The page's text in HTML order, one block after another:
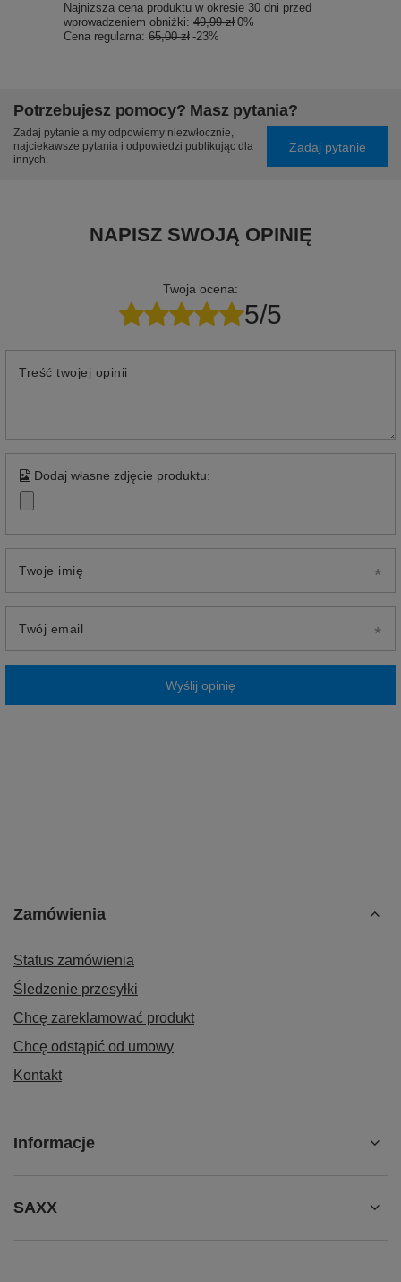
Najniższa cena produktu w okresie 30 dni przed
wprowadzeniem obniżki: 49,99 zł 0%
Cena regularna: 65,00 zł -23%
Potrzebujesz pomocy? Masz pytania?
Zadaj pytanie a my odpowiemy niezwłocznie,
najciekawsze pytania i odpowiedzi publikując dla
innych.
Zadaj pytanie
NAPISZ SWOJĄ OPINIĘ
Twoja ocena:
5/5
Treść twojej opinii
Dodaj własne zdjęcie produktu:
Twoje imię
Twój email
Wyślij opinię
Zamówienia
Status zamówienia
Śledzenie przesyłki
Chcę zareklamować produkt
Chcę odstąpić od umowy
Kontakt
Informacje
SAXX